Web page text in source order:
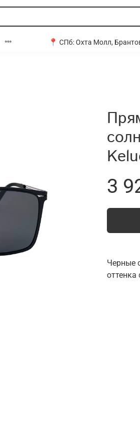
📍 СПб:Охта Молл,
3
Черные